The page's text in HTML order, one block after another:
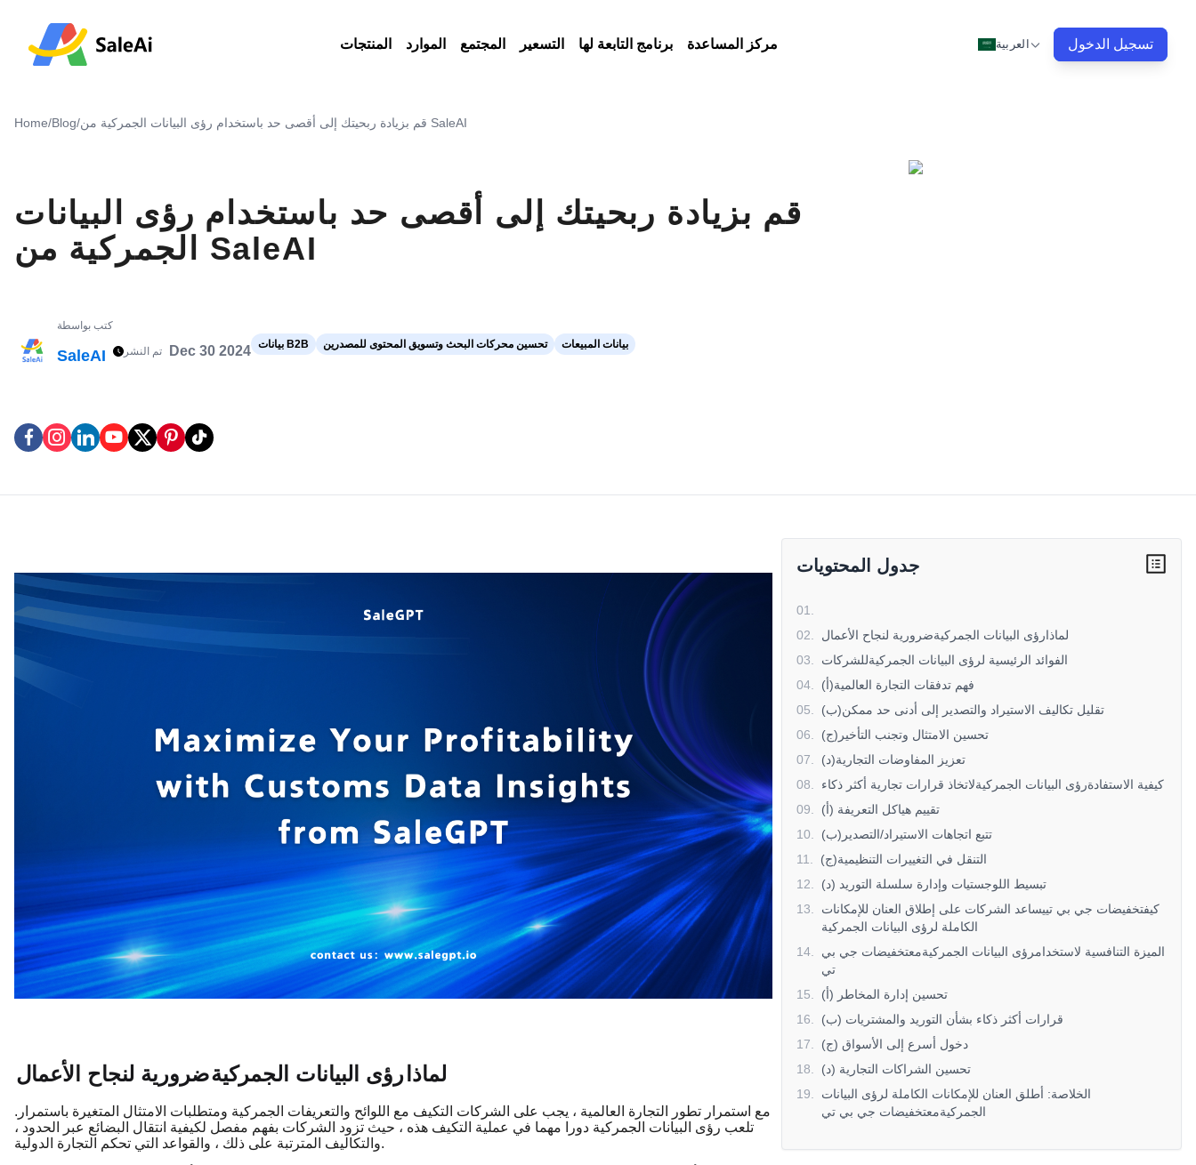
المنتجات الموارد المجتمع التسعير برنامج التابعة لها مركز المساعدة العربية تسجيل الدخول
Home/Blog/ قم بزيادة ربحيتك إلى أقصى حد باستخدام رؤى البيانات الجمركية من SaleAI
قم بزيادة ربحيتك إلى أقصى حد باستخدام رؤى البيانات
الجمركية من SaleAI
كتب بواسطة
SaleAI تم النشر Dec 30 2024 بيانات B2B تحسين محركات البحث وتسويق المحتوى للمصدرين بيانات المبيعات
لماذا رؤى البيانات الجمركيةضرورية لنجاح الأعمال
مع استمرار تطور التجارة العالمية ، يجب على الشركات التكيف مع اللوائح والتعريفات الجمركية ومتطلبات الامتثال المتغيرة باستمرار.
تلعب رؤى البيانات الجمركية دورا مهما في عملية التكيف هذه ، حيث تزود الشركات بفهم مفصل لكيفية انتقال البضائع عبر الحدود ،
والتكاليف المترتبة على ذلك ، والقواعد التي تحكم التجارة الدولية.
جدول المحتويات
01
02
لماذارؤى البيانات الجمركيةضرورية لنجاح الأعمال
03
الفوائد الرئيسية لرؤى البيانات الجمركيةللشركات
04
(أ)فهم تدفقات التجارة العالمية
05
(ب)تقليل تكاليف الاستيراد والتصدير إلى أدنى حد ممكن
06
(ج)تحسين الامتثال وتجنب التأخير
07
(د)تعزيز المفاوضات التجارية
08
كيفية الاستفادةرؤى البيانات الجمركيةلاتخاذ قرارات تجارية أكثر ذكاء
09
(أ) تقييم هياكل التعريفة
10
(ب)تتبع اتجاهات الاستيراد/التصدير
11
(ج)التنقل في التغييرات التنظيمية
12
(د) تبسيط اللوجستيات وإدارة سلسلة التوريد
13
كيفتخفيضات جي بي تييساعد الشركات على إطلاق العنان للإمكانات
الكاملة لرؤى البيانات الجمركية
14
الميزة التنافسية لاستخدامرؤى البيانات الجمركيةمعتخفيضات جي بي
تي
15
(أ) تحسين إدارة المخاطر
16
(ب) قرارات أكثر ذكاء بشأن التوريد والمشتريات
17
(ج) دخول أسرع إلى الأسواق
18
(د) تحسين الشراكات التجارية
19
الخلاصة: أطلق العنان للإمكانات الكاملة لرؤى البيانات
الجمركيةمعتخفيضات جي بي تي